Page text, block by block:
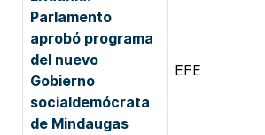
Parlamento
aprobó programa
del nuevo
Gobierno
socialdemócrata
de Mindaugas
EFE